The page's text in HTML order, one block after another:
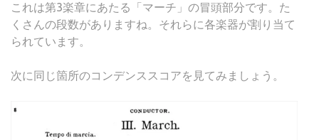
これは第3楽章にあたる「マーチ」の冒頭部分です。た
くさんの段数がありますね。それらに各楽器が割り当て
られています。
次に同じ箇所のコンデンススコアを見てみましょう。